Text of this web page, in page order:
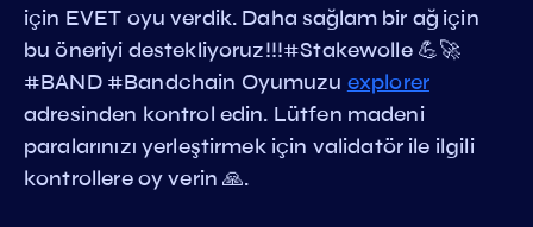
için EVET oyu verdik. Daha sağlam bir ağ için
bu öneriyi destekliyoruz!!!#Stakewolle 💪🚀
#BAND #Bandchain Oyumuzu explorer
adresinden kontrol edin. Lütfen madeni
paralarınızı yerleştirmek için validatör ile ilgili
kontrollere oy verin 🙏.